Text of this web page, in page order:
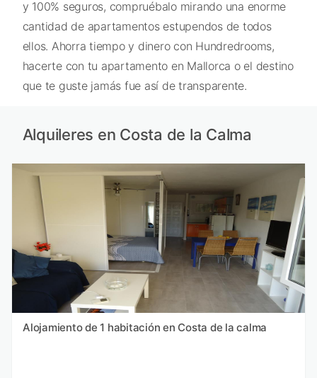
y 100% seguros, compruébalo mirando una enorme
cantidad de apartamentos estupendos de todos
ellos. Ahorra tiempo y dinero con Hundredrooms,
hacerte con tu apartamento en Mallorca o el destino
que te guste jamás fue así de transparente.
Alquileres en Costa de la Calma
Alojamiento de 1 habitación en Costa de la calma